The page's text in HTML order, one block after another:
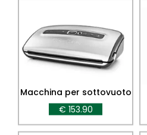
Macchina per sottovuoto
FFS016X
€ 153.90